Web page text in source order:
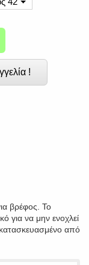
!
βρέφος. Το
για να μην ενοχλεί
από